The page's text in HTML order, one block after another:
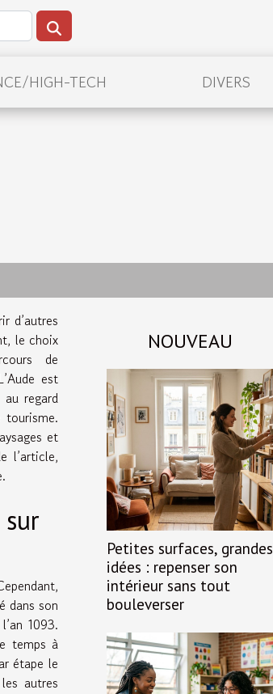
HIGH-TECH DIVERS
d’autres
le choix
de
est
regard
et
l’article,
dans son
1093.
temps à
étape le
autres
NOUVEAU
Petites surfaces, grandes
idées : repenser son
intérieur sans tout
bouleverser